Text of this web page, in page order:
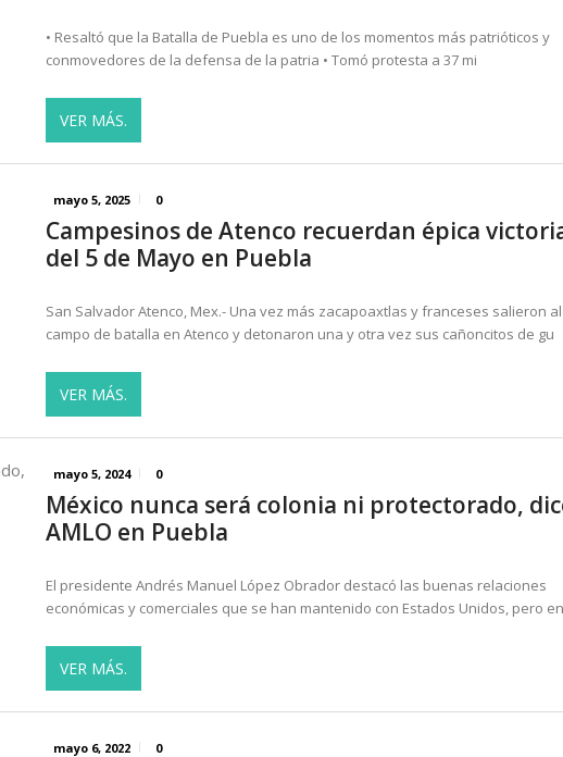
• Resaltó que la Batalla de Puebla es uno de los momentos más patrióticos y
conmovedores de la defensa de la patria • Tomó protesta a 37 mi
VER MÁS.
mayo 5, 2025 0
Campesinos de Atenco recuerdan épica
del 5 de Mayo en Puebla
San Salvador Atenco, Mex.- Una vez más zacapoaxtlas y franceses salieron al
campo de batalla en Atenco y detonaron una y otra vez sus cañoncitos de gu
VER MÁS.
mayo 5, 2024 0
México nunca será colonia ni protectorado,
AMLO en Puebla
El presidente Andrés Manuel López Obrador destacó las buenas relaciones
económicas y comerciales que se han mantenido con Estados Unidos, pero
VER MÁS.
mayo 6, 2022 0